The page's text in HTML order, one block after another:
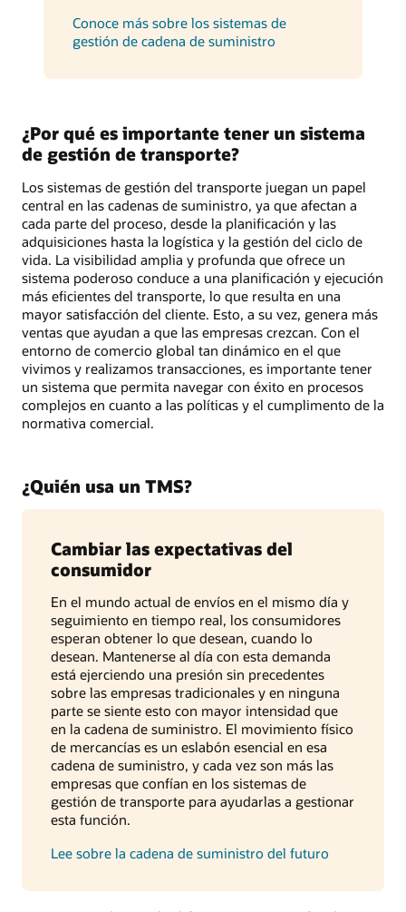
Conoce más sobre los sistemas de
gestión de cadena de suministro
¿Por qué es importante tener un sistema
de gestión de transporte?
Los sistemas de gestión del transporte juegan un papel
central en las cadenas de suministro, ya que afectan a
cada parte del proceso, desde la planificación y las
adquisiciones hasta la logística y la gestión del ciclo de
vida. La visibilidad amplia y profunda que ofrece un
sistema poderoso conduce a una planificación y ejecución
más eficientes del transporte, lo que resulta en una
mayor satisfacción del cliente. Esto, a su vez, genera más
ventas que ayudan a que las empresas crezcan. Con el
entorno de comercio global tan dinámico en el que
vivimos y realizamos transacciones, es importante tener
un sistema que permita navegar con éxito en procesos
complejos en cuanto a las políticas y el cumplimento de la
normativa comercial.
¿Quién usa un TMS?
Cambiar las expectativas del
consumidor
En el mundo actual de envíos en el mismo día y
seguimiento en tiempo real, los consumidores
esperan obtener lo que desean, cuando lo
desean. Mantenerse al día con esta demanda
está ejerciendo una presión sin precedentes
sobre las empresas tradicionales y en ninguna
parte se siente esto con mayor intensidad que
en la cadena de suministro. El movimiento físico
de mercancías es un eslabón esencial en esa
cadena de suministro, y cada vez son más las
empresas que confían en los sistemas de
gestión de transporte para ayudarlas a gestionar
esta función.
Lee sobre la cadena de suministro del futuro